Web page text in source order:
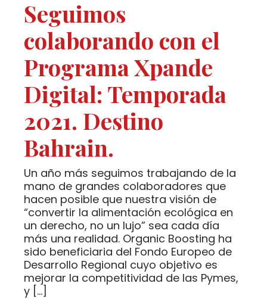
Seguimos
colaborando con el
Programa Xpande
Digital: Temporada
2021. Destino
Bahrain.
Un año más seguimos trabajando de la
mano de grandes colaboradores que
hacen posible que nuestra visión de
“convertir la alimentación ecológica en
un derecho, no un lujo” sea cada día
más una realidad. Organic Boosting ha
sido beneficiaria del Fondo Europeo de
Desarrollo Regional cuyo objetivo es
mejorar la competitividad de las Pymes,
y […]